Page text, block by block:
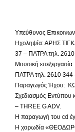
Υπεύθυνος
Ηχοληψία: ΑΡΗΣ
37 – ΠΑΤΡΑ τηλ.
Μουσική
ΠΑΤΡΑ τηλ. 2610
Παραγωγός Ήχου:
Σχεδιασμός
– THREE G ADV.
Η παραγωγή του cd
Η χορωδία